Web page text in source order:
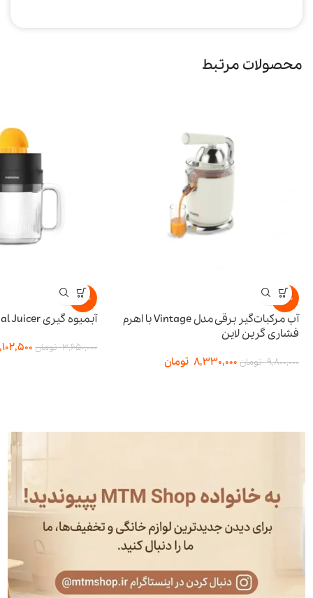
محصولات مرتبط
-15%
آب مرکبات‌گیر برقی مدل Vintage با اهرم
فشاری گرین لاین
9,800,000 تومان 8,330,000 تومان
-15%
آبمیوه گیری BI-Directional Juicer پرودو
3,650,000 تومان